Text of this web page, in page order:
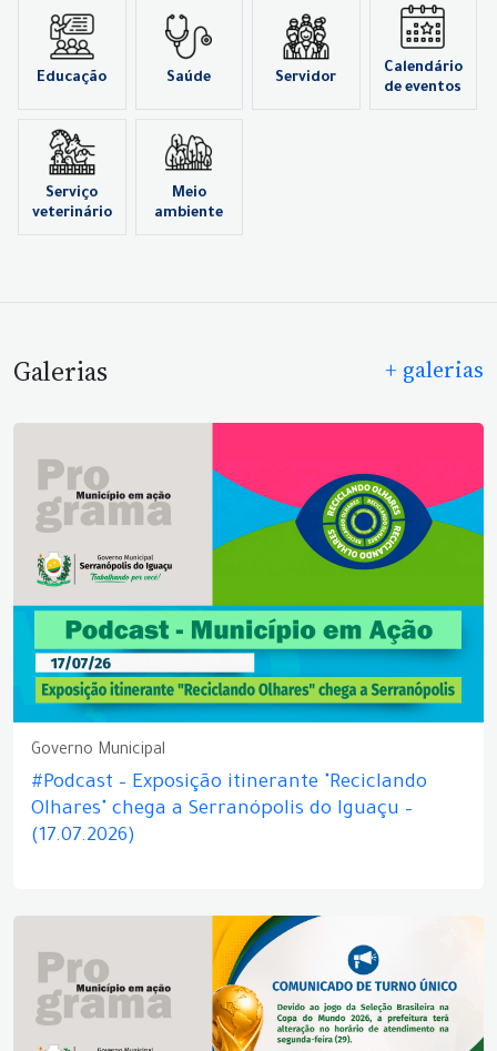
Educação Saúde Servidor
Calendário
de eventos
Serviço
veterinário
Meio
ambiente
Galerias + galerias
Governo Municipal
#Podcast – Exposição itinerante "Reciclando
Olhares" chega a Serranópolis do Iguaçu –
(17.07.2026)